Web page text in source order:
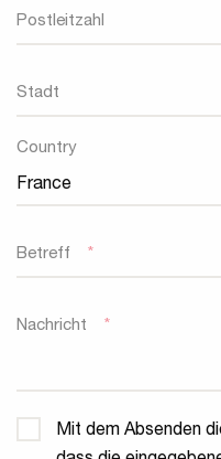
Postleitzahl
Stadt
Land
Country
Betreff *
Nachricht *
Privatsphäre *
Mit dem Absenden